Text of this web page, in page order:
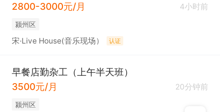
2800-3000元/月
4小时前
颍州区
宋·Live House(音乐现场） 认证
早餐店勤杂工（上午半天班）
3500元/月
20分钟前
颍州区